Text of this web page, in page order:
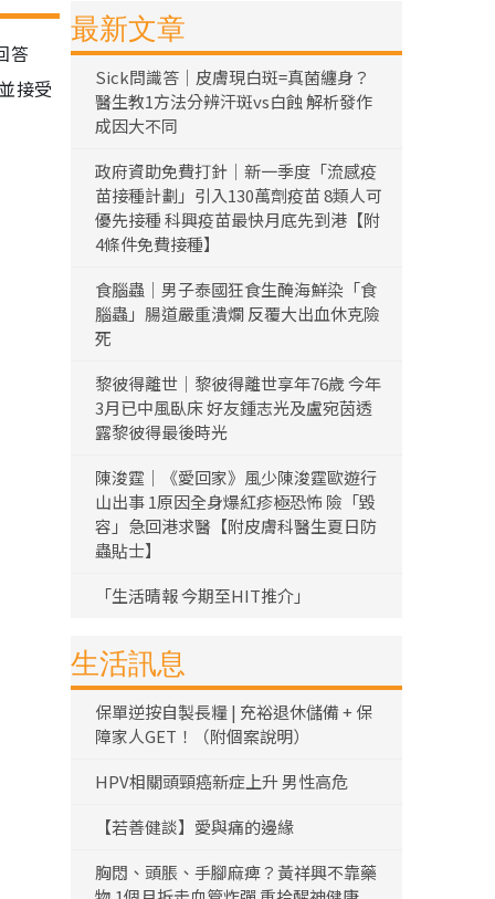
答
接受
最新文章
Sick問識答｜皮膚現白斑=真菌纏身？
醫生教1方法分辨汗斑vs白蝕 解析發作
成因大不同
政府資助免費打針｜新一季度「流感疫
苗接種計劃」引入130萬劑疫苗 8類人可
優先接種 科興疫苗最快月底先到港【附
4條件免費接種】
食腦蟲｜男子泰國狂食生醃海鮮染「食
腦蟲」腸道嚴重潰爛 反覆大出血休克險
死
黎彼得離世｜黎彼得離世享年76歲 今年
3月已中風臥床 好友鍾志光及盧宛茵透
露黎彼得最後時光
陳浚霆｜《愛回家》風少陳浚霆歐遊行
山出事 1原因全身爆紅疹極恐怖 險「毀
容」急回港求醫【附皮膚科醫生夏日防
蟲貼士】
「生活晴報 今期至HIT推介」
生活訊息
保單逆按自製長糧 | 充裕退休儲備 + 保
障家人GET！（附個案說明）
HPV相關頭頸癌新症上升 男性高危
【若善健談】愛與痛的邊緣
胸悶、頭脹、手腳麻痺？黃祥興不靠藥